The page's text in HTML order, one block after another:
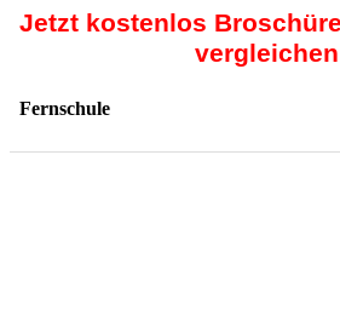
Jetzt kostenlos
Fernschule